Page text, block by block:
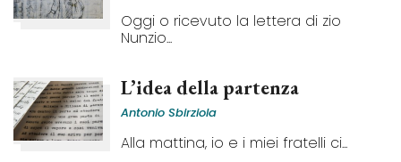
Oggi o ricevuto la lettera di zio
Nunzio...
L’idea della partenza
Antonio Sbirziola
Alla mattina, io e i miei fratelli ci...